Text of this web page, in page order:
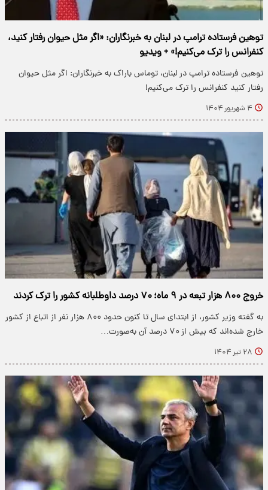
توهین فرستاده ترامپ در لبنان به خبرنگاران: «اگر مثل حیوان رفتار کنید،
کنفرانس را ترک می‌کنیم!» + ویدیو
توهین فرستاده ترامپ در لبنان، توماس باراک به خبرنگاران: اگر مثل حیوان
رفتار کنید کنفرانس را ترک می‌کنیم!
۴ شهریور ۱۴۰۴
خروج ۸۰۰ هزار تبعه در ۹ ماه؛ ۷۰ درصد داوطلبانه کشور را ترک کردند
به گفته وزیر کشور، از ابتدای سال تا کنون حدود ۸۰۰ هزار نفر از اتباع از کشور
خارج شده‌اند که بیش از ۷۰ درصد آن به‌صورت…
۲۸ تیر ۱۴۰۴